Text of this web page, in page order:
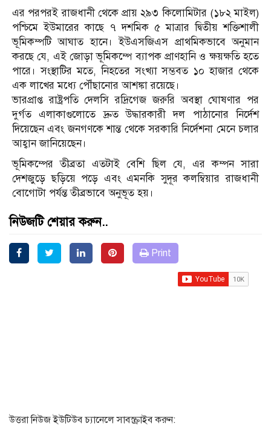
এর পরপরই রাজধানী থেকে প্রায় ২৯৩ কিলোমিটার (১৮২ মাইল)
পশ্চিমে ইউমারের কাছে ৭ দশমিক ৫ মাত্রার দ্বিতীয় শক্তিশালী
ভূমিকম্পটি আঘাত হানে। ইউএসজিএস প্রাথমিকভাবে অনুমান
করছে যে, এই জোড়া ভূমিকম্পে ব্যাপক প্রাণহানি ও ক্ষয়ক্ষতি হতে
পারে। সংস্থাটির মতে, নিহতের সংখ্যা সম্ভবত ১০ হাজার থেকে
এক লাখের মধ্যে পৌঁছানোর আশঙ্কা রয়েছে।
ভারপ্রাপ্ত রাষ্ট্রপতি দেলসি রদ্রিগেজ জরুরি অবস্থা ঘোষণার পর
দুর্গত এলাকাগুলোতে দ্রুত উদ্ধারকারী দল পাঠানোর নির্দেশ
দিয়েছেন এবং জনগণকে শান্ত থেকে সরকারি নির্দেশনা মেনে চলার
আহ্বান জানিয়েছেন।
ভূমিকম্পের তীব্রতা এতটাই বেশি ছিল যে, এর কম্পন সারা
দেশজুড়ে ছড়িয়ে পড়ে এবং এমনকি সুদূর কলম্বিয়ার রাজধানী
বোগোটা পর্যন্ত তীব্রভাবে অনুভূত হয়।
নিউজটি শেয়ার করুন..
Print
উত্তরা নিউজ ইউটিউব চ্যানেলে সাবস্ক্রাইব করুন: